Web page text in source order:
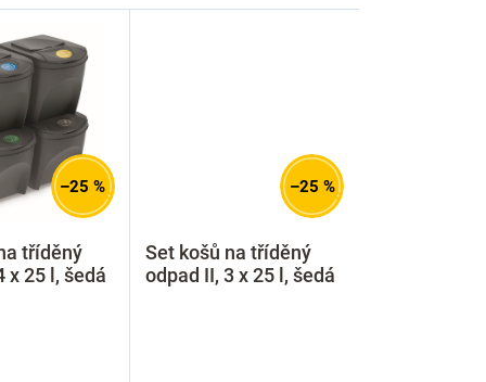
–25 %
tříděný
x 25 l, šedá
–25 %
Set košů na tříděný
odpad II, 3 x 25 l, šedá